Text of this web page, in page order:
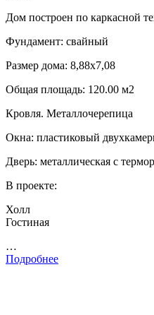
Дом построен по каркасной
Фундамент: свайный
Размер дома: 8,88х7,08
Общая площадь: 120.00 м2
Кровля. Металлочерепица
Окна: пластиковый
Дверь: металлическая с
В проекте:
Холл
Гостиная
…
Подробнее